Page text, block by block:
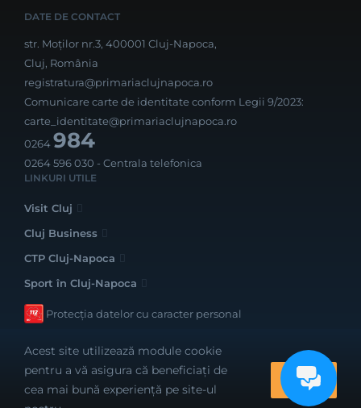
DATE DE CONTACT
str. Moților nr.3, 400001 Cluj-Napoca,
Cluj, România
registratura@primariaclujnapoca.ro
Comunicare carte de identitate conform Legii 9/2023:
carte_identitate@primariaclujnapoca.ro
0264984
0264 596 030 - Centrala telefonica
LINKURI UTILE
Visit Cluj
Cluj Business
CTP Cluj-Napoca
Sport în Cluj-Napoca
Protecția datelor cu caracter personal
Realizat cu bune intenții de către
Acest site utilizează module cookie
pentru a vă asigura că beneficiați de
cea mai bună experiență pe site-ul
OK